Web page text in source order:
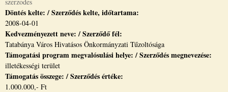
Döntés kelte: / Szerződés kelte, időtartama:
2008-04-01
Kedvezményezett neve: / Szerződő fél:
Tatabánya Város Hivatásos Önkormányzati Tűzoltósága
Támogatási program megvalósulási helye: / Szerződés megnevezése:
illetékességi terület
Támogatás összege: / Szerződés értéke:
1.000.000,- Ft